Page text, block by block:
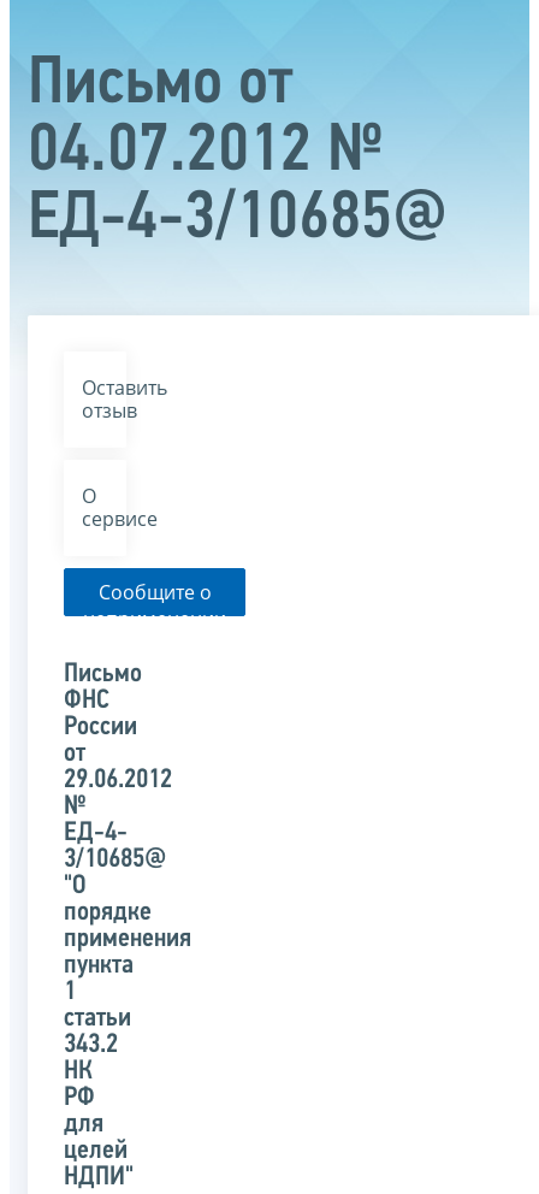
Письмо от
04.07.2012 №
ЕД-4-3/10685@
Оставить
отзыв
О
сервисе
Сообщите о
неприменении
органом
указанного
письма
Письмо
ФНС
России
от
29.06.2012
№
ЕД-4-
3/10685@
"О
порядке
применения
пункта
1
статьи
343.2
НК
РФ
для
целей
НДПИ"